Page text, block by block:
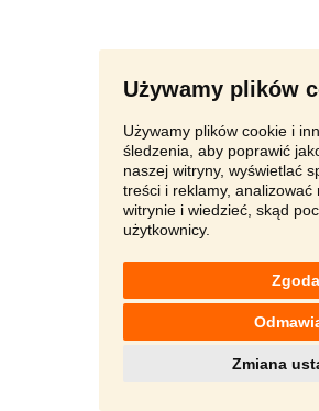
Używamy plików
Używamy plików cookie i
śledzenia, aby poprawić
naszej witryny, wyświetlać
treści i reklamy, analizować
witrynie i wiedzieć, skąd
użytkownicy.
Zgoda
Zmiana